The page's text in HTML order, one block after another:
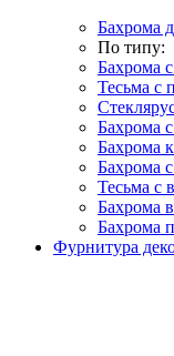
Бахрома
По типу:
Бахрома
Тесьма с
Бахрома
Бахрома
Бахрома
Тесьма с
Бахрома
Бахрома
Фурнитура